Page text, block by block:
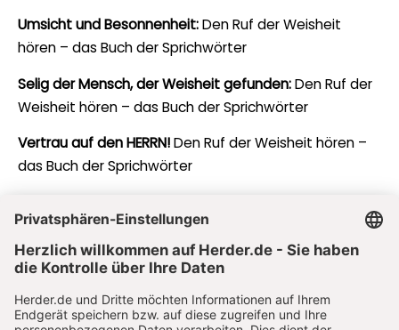
Umsicht und Besonnenheit:Den Ruf der Weisheit
hören – das Buch der Sprichwörter
Selig der Mensch, der Weisheit gefunden:Den Ruf der
Weisheit hören – das Buch der Sprichwörter
Vertrau auf den HERRN!Den Ruf der Weisheit hören –
das Buch der Sprichwörter
Buch der Sprichwörter
Unerschütterliche Sicherheit:Den Ruf der Weisheit
Willige nicht ein!Den Ruf der Weisheit hören – das